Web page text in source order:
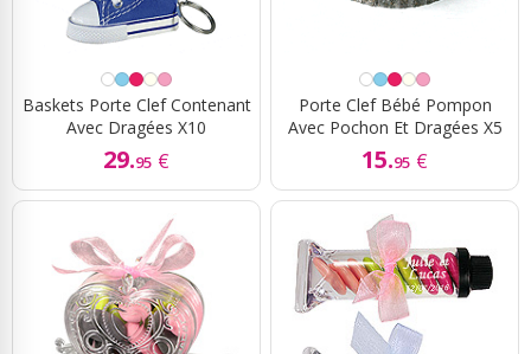
Baskets Porte Clef Contenant
Avec Dragées X10
29.95 €
Porte Clef Bébé Pompon
Avec Pochon Et Dragées X5
15.95 €